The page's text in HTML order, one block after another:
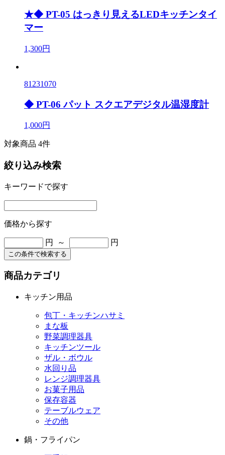
★◆ PT-05 はっきり見えるLEDキッチンタイ
マー
1,300円
81231070
◆ PT-06 パット スクエアデジタル温湿度計
1,000円
対象商品 4件
絞り込み検索
キーワードで探す
価格から探す
円 ～ 円
この条件で検索する
商品カテゴリ
キッチン用品
包丁・キッチンハサミ
まな板
野菜調理器具
キッチンツール
ザル・ボウル
水回り品
レンジ調理器具
お菓子用品
保存容器
テーブルウェア
その他
鍋・フライパン